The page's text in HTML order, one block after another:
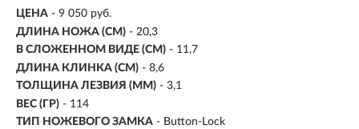
ЦЕНА - 9 050 руб.
ДЛИНА НОЖА (СМ) - 20,3
В СЛОЖЕННОМ ВИДЕ (СМ) - 11,7
ДЛИНА КЛИНКА (СМ) - 8,6
ТОЛЩИНА ЛЕЗВИЯ (ММ) - 3,1
ВЕС (ГР) - 114
ТИП НОЖЕВОГО ЗАМКА - Button-Lock